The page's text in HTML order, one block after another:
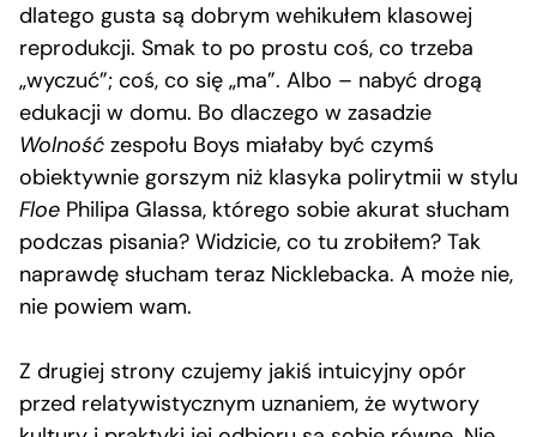
dlatego gusta są dobrym wehikułem klasowej
reprodukcji. Smak to po prostu coś, co trzeba
„wyczuć”; coś, co się „ma”. Albo – nabyć drogą
edukacji w domu. Bo dlaczego w zasadzie
Wolność zespołu Boys miałaby być czymś
obiektywnie gorszym niż klasyka polirytmii w stylu
Floe Philipa Glassa, którego sobie akurat słucham
podczas pisania? Widzicie, co tu zrobiłem? Tak
naprawdę słucham teraz Nicklebacka. A może nie,
nie powiem wam.
Z drugiej strony czujemy jakiś intuicyjny opór
przed relatywistycznym uznaniem, że wytwory